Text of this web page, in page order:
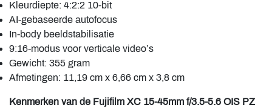
Kleurdiepte: 4:2:2 10-bit
AI-gebaseerde autofocus
In-body beeldstabilisatie
9:16-modus voor verticale video’s
Gewicht: 355 gram
Afmetingen: 11,19 cm x 6,66 cm x 3,8 cm
Kenmerken van de Fujifilm XC 15-45mm f/3.5-5.6 OIS PZ